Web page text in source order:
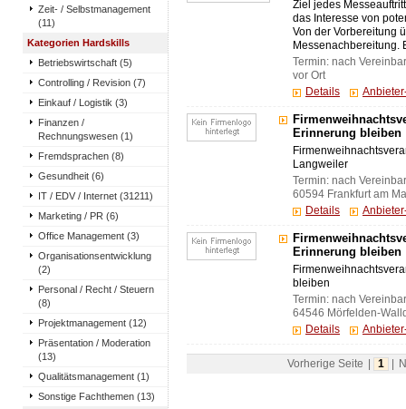
Zeit- / Selbstmanagement
(11)
Kategorien Hardskills
Betriebswirtschaft (5)
Controlling / Revision (7)
Einkauf / Logistik (3)
Finanzen /
Rechnungswesen (1)
Fremdsprachen (8)
Gesundheit (6)
IT / EDV / Internet (31211)
Marketing / PR (6)
Office Management (3)
Organisationsentwicklung
(2)
Personal / Recht / Steuern
(8)
Projektmanagement (12)
Präsentation / Moderation
(13)
Qualitätsmanagement (1)
Sonstige Fachthemen (13)
Ziel jedes
das Interesse von
Von der Vorbereitung
Messenachbereitung.
Termin: nach
vor Ort
Details
Erinnerung bleiben
Langweiler
Termin: nach
60594 Frankfurt am
Details
Erinnerung bleiben
bleiben
Termin: nach
64546 Mörfelden-
Details
Vorherige Seite 1